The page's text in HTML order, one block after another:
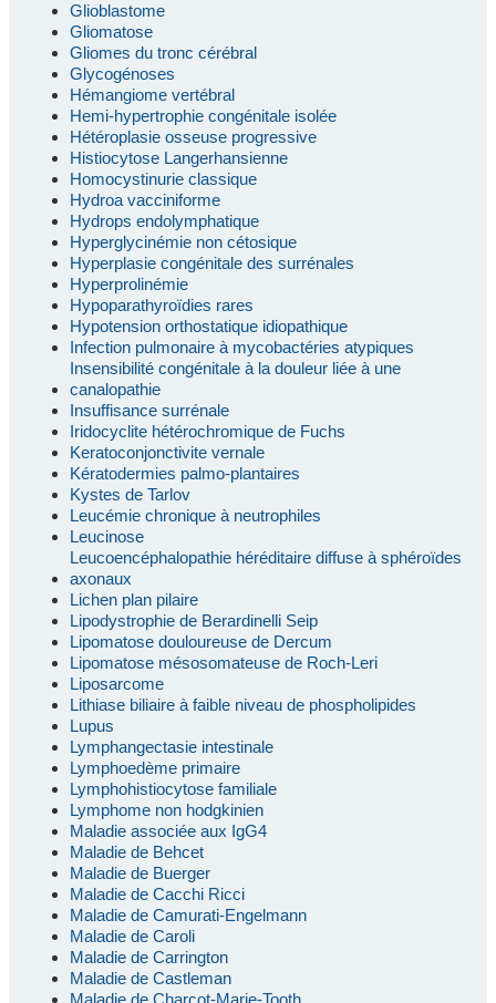
Glioblastome
Gliomatose
Gliomes du tronc cérébral
Glycogénoses
Hémangiome vertébral
Hemi-hypertrophie congénitale isolée
Hétéroplasie osseuse progressive
Histiocytose Langerhansienne
Homocystinurie classique
Hydroa vacciniforme
Hydrops endolymphatique
Hyperglycinémie non cétosique
Hyperplasie congénitale des surrénales
Hyperprolinémie
Hypoparathyroïdies rares
Hypotension orthostatique idiopathique
Infection pulmonaire à mycobactéries atypiques
Insensibilité congénitale à la douleur liée à une
canalopathie
Insuffisance surrénale
Iridocyclite hétérochromique de Fuchs
Keratoconjonctivite vernale
Kératodermies palmo-plantaires
Kystes de Tarlov
Leucémie chronique à neutrophiles
Leucinose
Leucoencéphalopathie héréditaire diffuse à sphéroïdes
axonaux
Lichen plan pilaire
Lipodystrophie de Berardinelli Seip
Lipomatose douloureuse de Dercum
Lipomatose mésosomateuse de Roch-Leri
Liposarcome
Lithiase biliaire à faible niveau de phospholipides
Lupus
Lymphangectasie intestinale
Lymphoedème primaire
Lymphohistiocytose familiale
Lymphome non hodgkinien
Maladie associée aux IgG4
Maladie de Behcet
Maladie de Buerger
Maladie de Cacchi Ricci
Maladie de Camurati-Engelmann
Maladie de Caroli
Maladie de Carrington
Maladie de Castleman
Maladie de Charcot-Marie-Tooth